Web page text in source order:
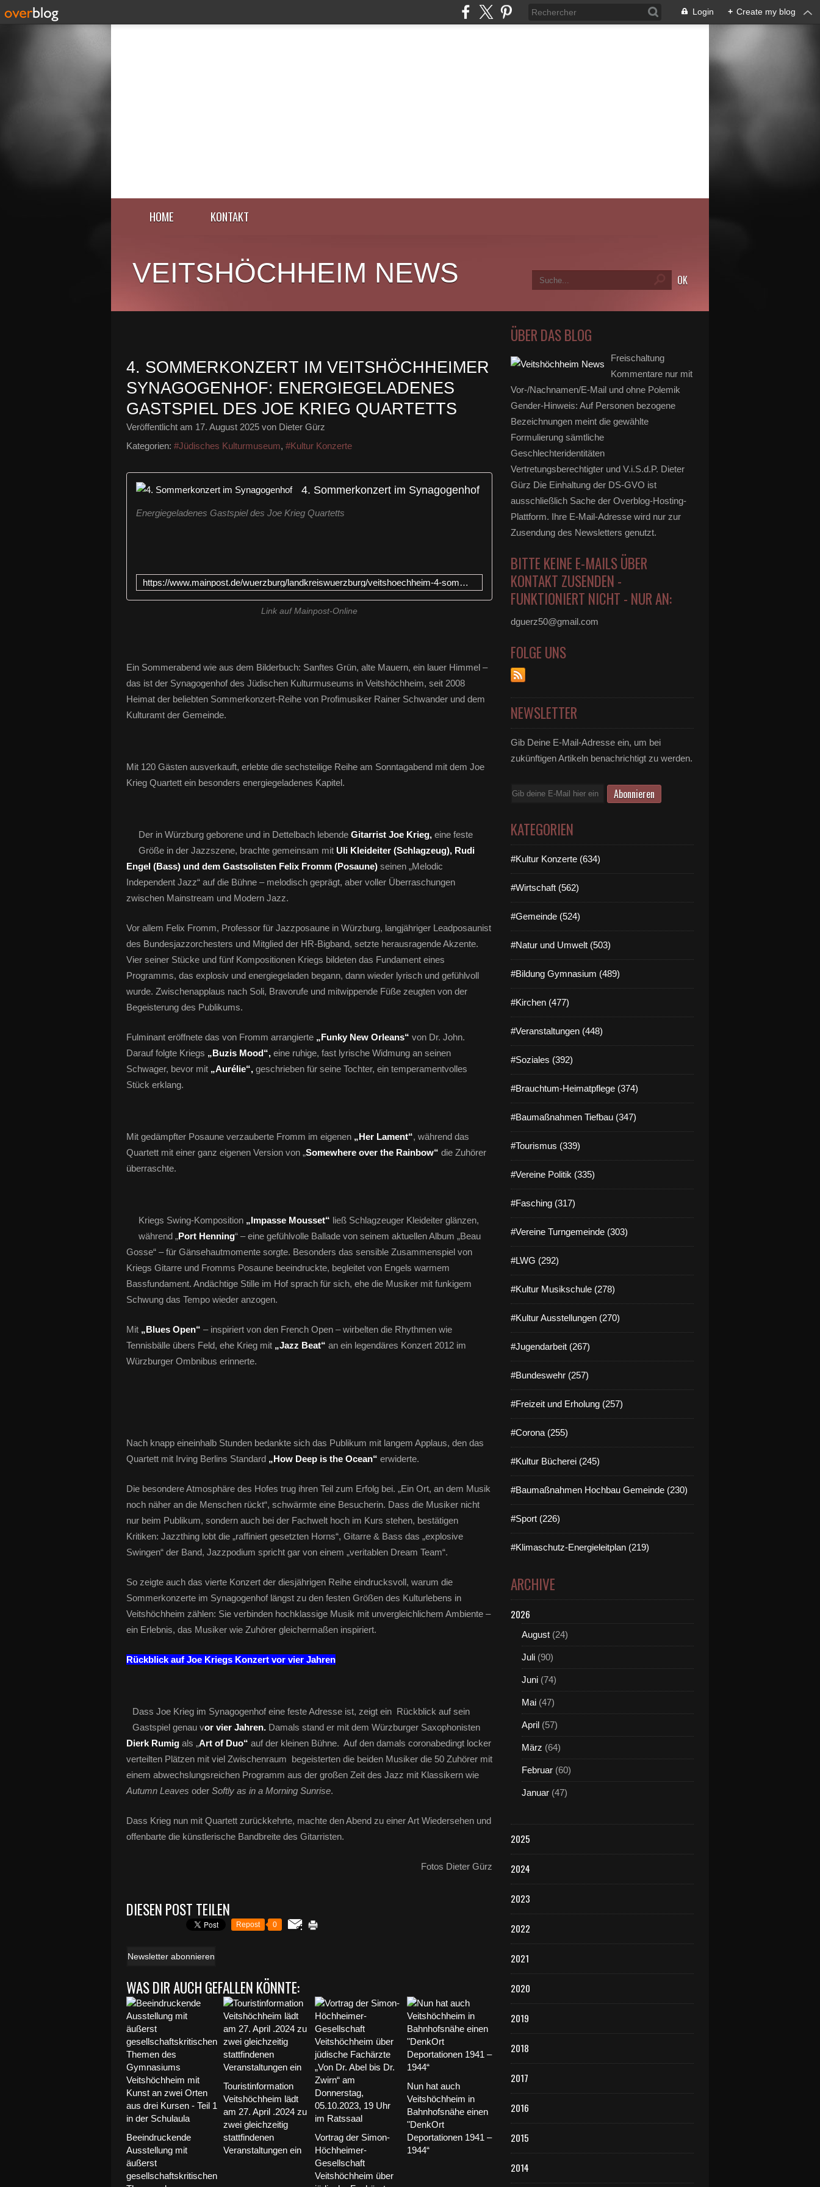
Login + Create my blog
HOME KONTAKT
VEITSHÖCHHEIM NEWS
4. SOMMERKONZERT IM VEITSHÖCHHEIMER
SYNAGOGENHOF: ENERGIEGELADENES
GASTSPIEL DES JOE KRIEG QUARTETTS
Veröffentlicht am 17. August 2025 von Dieter Gürz
Kategorien: #Jüdisches Kulturmuseum, #Kultur Konzerte
4. Sommerkonzert im Synagogenhof
Energiegeladenes Gastspiel des Joe Krieg Quartetts
https://www.mainpost.de/wuerzburg/landkreiswuerzburg/veitshoechheim-4-sommerkonzert-im-synagogenhof-110619388
Link auf Mainpost-Online
Ein Sommerabend wie aus dem Bilderbuch: Sanftes Grün, alte Mauern, ein lauer Himmel –
das ist der Synagogenhof des Jüdischen Kulturmuseums in Veitshöchheim, seit 2008
Heimat der beliebten Sommerkonzert-Reihe von Profimusiker Rainer Schwander und dem
Kulturamt der Gemeinde.
Mit 120 Gästen ausverkauft, erlebte die sechsteilige Reihe am Sonntagabend mit dem Joe
Krieg Quartett ein besonders energiegeladenes Kapitel.
Der in Würzburg geborene und in Dettelbach lebende Gitarrist Joe Krieg, eine feste
Größe in der Jazzszene, brachte gemeinsam mit Uli Kleideiter (Schlagzeug), Rudi
Engel (Bass) und dem Gastsolisten Felix Fromm (Posaune) seinen „Melodic
Independent Jazz“ auf die Bühne – melodisch geprägt, aber voller Überraschungen
zwischen Mainstream und Modern Jazz.
Vor allem Felix Fromm, Professor für Jazzposaune in Würzburg, langjähriger Leadposaunist
des Bundesjazzorchesters und Mitglied der HR-Bigband, setzte herausragende Akzente.
Vier seiner Stücke und fünf Kompositionen Kriegs bildeten das Fundament eines
Programms, das explosiv und energiegeladen begann, dann wieder lyrisch und gefühlvoll
wurde. Zwischenapplaus nach Soli, Bravorufe und mitwippende Füße zeugten von der
Begeisterung des Publikums.
Fulminant eröffnete das von Fromm arrangierte „Funky New Orleans“ von Dr. John.
Darauf folgte Kriegs „Buzis Mood“, eine ruhige, fast lyrische Widmung an seinen
Schwager, bevor mit „Aurélie“, geschrieben für seine Tochter, ein temperamentvolles
Stück erklang.
Mit gedämpfter Posaune verzauberte Fromm im eigenen „Her Lament“, während das
Quartett mit einer ganz eigenen Version von „Somewhere over the Rainbow“ die Zuhörer
überraschte.
Kriegs Swing-Komposition „Impasse Mousset“ ließ Schlagzeuger Kleideiter glänzen,
während „Port Henning“ – eine gefühlvolle Ballade von seinem aktuellen Album „Beau
Gosse“ – für Gänsehautmomente sorgte. Besonders das sensible Zusammenspiel von
Kriegs Gitarre und Fromms Posaune beeindruckte, begleitet von Engels warmem
Bassfundament. Andächtige Stille im Hof sprach für sich, ehe die Musiker mit funkigem
Schwung das Tempo wieder anzogen.
Mit „Blues Open“ – inspiriert von den French Open – wirbelten die Rhythmen wie
Tennisbälle übers Feld, ehe Krieg mit „Jazz Beat“ an ein legendäres Konzert 2012 im
Würzburger Ombnibus erinnerte.
Nach knapp eineinhalb Stunden bedankte sich das Publikum mit langem Applaus, den das
Quartett mit Irving Berlins Standard „How Deep is the Ocean“ erwiderte.
Die besondere Atmosphäre des Hofes trug ihren Teil zum Erfolg bei. „Ein Ort, an dem Musik
noch näher an die Menschen rückt“, schwärmte eine Besucherin. Dass die Musiker nicht
nur beim Publikum, sondern auch bei der Fachwelt hoch im Kurs stehen, bestätigen
Kritiken: Jazzthing lobt die „raffiniert gesetzten Horns“, Gitarre & Bass das „explosive
Swingen“ der Band, Jazzpodium spricht gar von einem „veritablen Dream Team“.
So zeigte auch das vierte Konzert der diesjährigen Reihe eindrucksvoll, warum die
Sommerkonzerte im Synagogenhof längst zu den festen Größen des Kulturlebens in
Veitshöchheim zählen: Sie verbinden hochklassige Musik mit unvergleichlichem Ambiente –
ein Erlebnis, das Musiker wie Zuhörer gleichermaßen inspiriert.
Rückblick auf Joe Kriegs Konzert vor vier Jahren
Dass Joe Krieg im Synagogenhof eine feste Adresse ist, zeigt ein Rückblick auf sein
Gastspiel genau vor vier Jahren. Damals stand er mit dem Würzburger Saxophonisten
Dierk Rumig als „Art of Duo“ auf der kleinen Bühne. Auf den damals coronabedingt locker
verteilten Plätzen mit viel Zwischenraum begeisterten die beiden Musiker die 50 Zuhörer mit
einem abwechslungsreichen Programm aus der großen Zeit des Jazz mit Klassikern wie
Autumn Leaves oder Softly as in a Morning Sunrise.
Dass Krieg nun mit Quartett zurückkehrte, machte den Abend zu einer Art Wiedersehen und
offenbarte die künstlerische Bandbreite des Gitarristen.
Fotos Dieter Gürz
DIESEN POST TEILEN
Repost 0
Newsletter abonnieren
WAS DIR AUCH GEFALLEN KÖNNTE:
Beeindruckende
Ausstellung mit
äußerst
gesellschaftskritischen
Touristinformation
Veitshöchheim lädt
am 27. April .2024 zu
zwei gleichzeitig
stattfindenen
Veranstaltungen ein
Vortrag der Simon-
Höchheimer-
Gesellschaft
Veitshöchheim über
Nun hat auch
Veitshöchheim in
Bahnhofsnähe einen
"DenkOrt
Deportationen 1941 –
1944“
ÜBER DAS BLOG
Freischaltung
Kommentare nur mit
Vor-/Nachnamen/E-Mail und ohne Polemik
Gender-Hinweis: Auf Personen bezogene
Bezeichnungen meint die gewählte
Formulierung sämtliche
Geschlechteridentitäten
Vertretungsberechtigter und V.i.S.d.P. Dieter
Gürz Die Einhaltung der DS-GVO ist
ausschließlich Sache der Overblog-Hosting-
Plattform. Ihre E-Mail-Adresse wird nur zur
Zusendung des Newsletters genutzt.
BITTE KEINE E-MAILS ÜBER
KONTAKT ZUSENDEN -
FUNKTIONIERT NICHT - NUR AN:
dguerz50@gmail.com
FOLGE UNS
NEWSLETTER
Gib Deine E-Mail-Adresse ein, um bei
zukünftigen Artikeln benachrichtigt zu werden.
E-
KATEGORIEN
#Kultur Konzerte (634)
#Wirtschaft (562)
#Gemeinde (524)
#Natur und Umwelt (503)
#Bildung Gymnasium (489)
#Kirchen (477)
#Veranstaltungen (448)
#Soziales (392)
#Brauchtum-Heimatpflege (374)
#Baumaßnahmen Tiefbau (347)
#Tourismus (339)
#Vereine Politik (335)
#Fasching (317)
#Vereine Turngemeinde (303)
#LWG (292)
#Kultur Musikschule (278)
#Kultur Ausstellungen (270)
#Jugendarbeit (267)
#Bundeswehr (257)
#Freizeit und Erholung (257)
#Corona (255)
#Kultur Bücherei (245)
#Baumaßnahmen Hochbau Gemeinde (230)
#Sport (226)
#Klimaschutz-Energieleitplan (219)
ARCHIVE
2026
August (24)
Juli (90)
Juni (74)
Mai (47)
April (57)
März (64)
Februar (60)
Januar (47)
2025
2024
2023
2022
2021
2020
2019
2018
2017
2016
2015
2014